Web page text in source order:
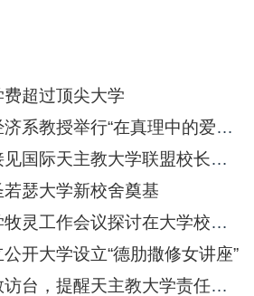
超过顶尖大学
罗马：各大学经济系教授举行“在真理中的爱德”通谕研讨会
梵蒂冈：教宗接见国际天主教大学联盟校长及罗马宗座大学师生
瑟大学新校舍奠基
德国：欧洲大学牧灵工作会议探讨在大学校园内宣讲福音
开大学设立“德肋撒修女讲座”
台湾：韩总主教访台，提醒天主教大学责任重大